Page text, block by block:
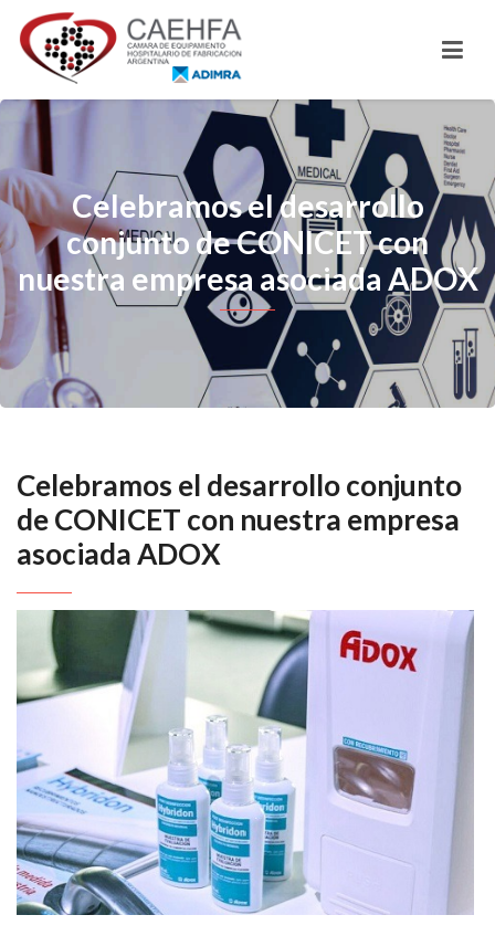
Celebramos el desarrollo
conjunto de CONICET con
nuestra empresa asociada ADOX
Celebramos el desarrollo conjunto
de CONICET con nuestra empresa
asociada ADOX